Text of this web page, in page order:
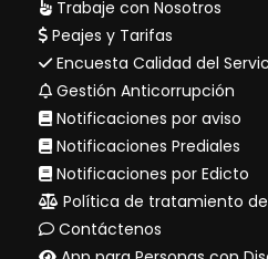
Trabaje con Nosotros
Peajes y Tarifas
Encuesta Calidad del
Gestión Anticorrupción
Notificaciones por aviso
Notificaciones Prediales
Notificaciones por Edicto
Política de tratamiento
Contáctenos